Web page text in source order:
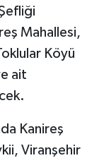
Mahallesi,
Köyü
ait
Kanireş
Viranşehir